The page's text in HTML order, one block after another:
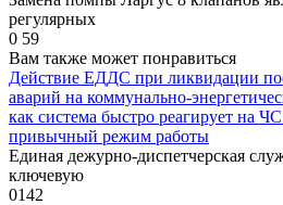
регулярных
0 59
Вам также может понравиться
Действие ЕДДС при ликвидации
аварий на коммунально-
как система быстро реагирует на
привычный режим работы
Единая дежурно-диспетчерская
ключевую
0142